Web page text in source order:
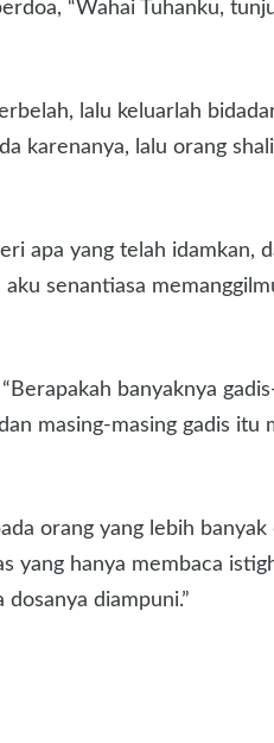
“Wahai Tuhanku,
lalu keluarlah
karenanya, lalu orang
apa yang telah idamkan,
senantiasa
banyaknya
masing-masing gadis itu
orang yang lebih banyak
yang hanya membaca
diampuni.”